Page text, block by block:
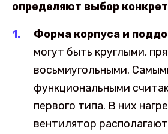
определяют выбор
Форма корпуса и
могут быть круглыми,
восьмиугольными.
функциональными
первого типа. В них
вентилятор